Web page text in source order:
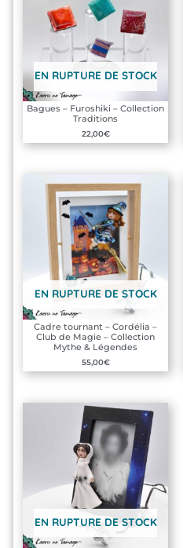
EN RUPTURE DE STOCK
Bagues – Furoshiki – Collection
Traditions
22,00€
EN RUPTURE DE STOCK
Cadre tournant – Cordélia –
Club de Magie – Collection
Mythe & Légendes
55,00€
EN RUPTURE DE STOCK